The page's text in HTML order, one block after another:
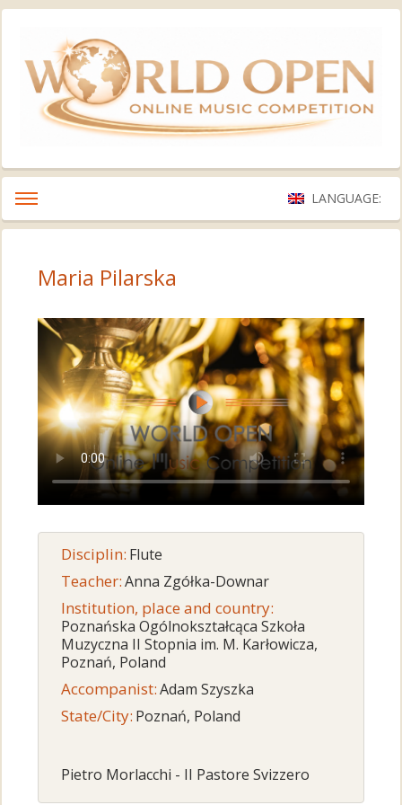
LANGUAGE:
Maria Pilarska
Disciplin: Flute
Teacher:Anna Zgółka-Downar
Institution, place and country:
Poznańska Ogólnokształcąca Szkoła
Muzyczna II Stopnia im. M. Karłowicza,
Poznań, Poland
Accompanist:Adam Szyszka
State/City: Poznań, Poland
Pietro Morlacchi - II Pastore Svizzero